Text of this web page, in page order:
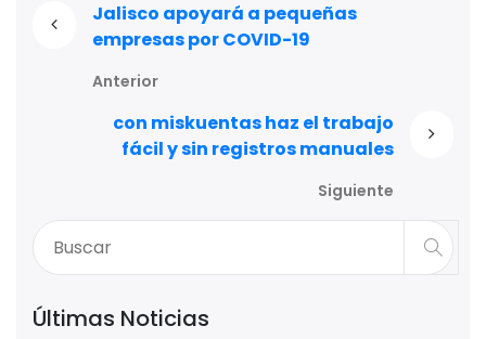
Jalisco apoyará a pequeñas
empresas por COVID-19
Anterior
con miskuentas haz el trabajo
fácil y sin registros manuales
Siguiente
Últimas Noticias